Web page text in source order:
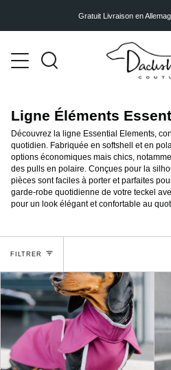
page
Gratuit Livraison en
Recherche
Ligne Éléments
Découvrez la ligne Essential Elements,
quotidien. Fabriquée en softshell et en
options économiques mais chics,
des pulls en polaire. Conçues pour la
pièces sont faciles à porter et parfaites
garde-robe quotidienne de votre teckel
pour un look élégant et confortable au
FILTRER